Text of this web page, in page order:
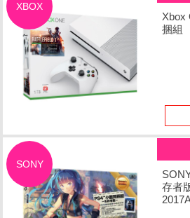
XBOX
Xbox
捆組
SONY
存者